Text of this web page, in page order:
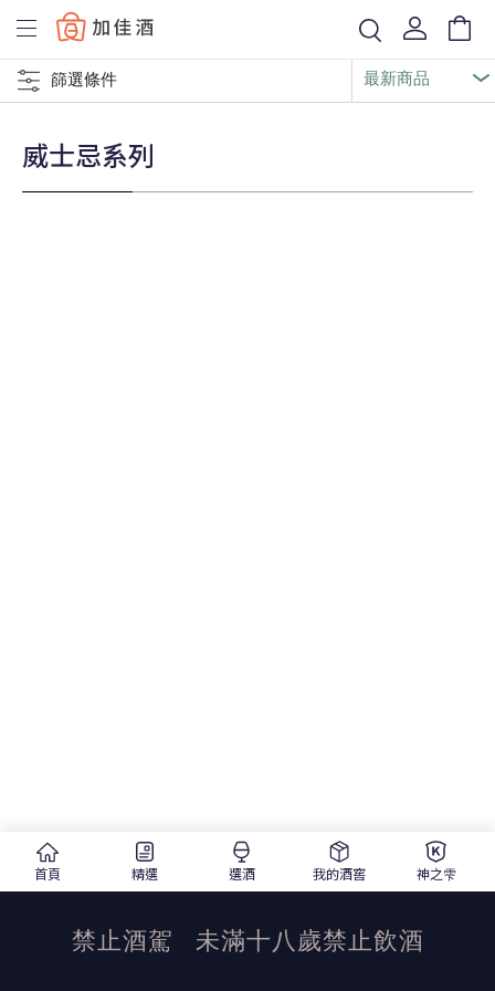
Baccus
篩選條件
威士忌系列
首頁 精選 選酒 我的酒窖 神之雫
禁止酒駕 未滿十八歲禁止飲酒